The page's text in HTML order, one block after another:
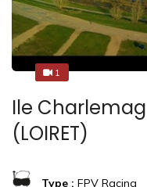
11
Ile
(LOIRET)
Type : FPV Racing